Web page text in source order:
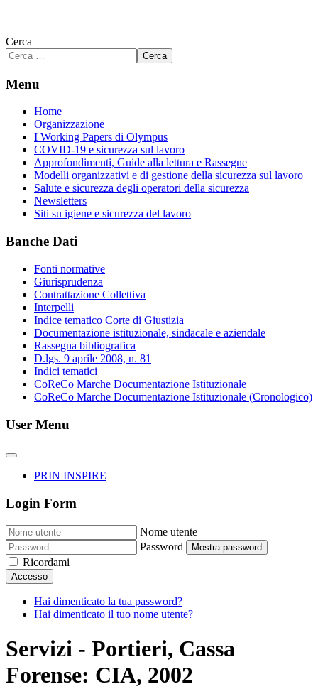
Cerca
Cerca
Menu
Home
Organizzazione
I Working Papers di Olympus
COVID-19 e sicurezza sul lavoro
Approfondimenti, Guide alla lettura e Rassegne
Modelli organizzativi e di gestione della sicurezza sul lavoro
Salute e sicurezza degli operatori della sicurezza
Newsletters
Siti su igiene e sicurezza del lavoro
Banche Dati
Fonti normative
Giurisprudenza
Contrattazione Collettiva
Interpelli
Indice tematico Corte di Giustizia
Documentazione istituzionale, sindacale e aziendale
Rassegna bibliografica
D.lgs. 9 aprile 2008, n. 81
Indici tematici
CoReCo Marche Documentazione Istituzionale
CoReCo Marche Documentazione Istituzionale (Cronologico)
User Menu
PRIN INSPIRE
Login Form
Nome utente
Password
Mostra password
Ricordami
Accesso
Hai dimenticato la tua password?
Hai dimenticato il tuo nome utente?
Servizi - Portieri, Cassa
Forense: CIA, 2002